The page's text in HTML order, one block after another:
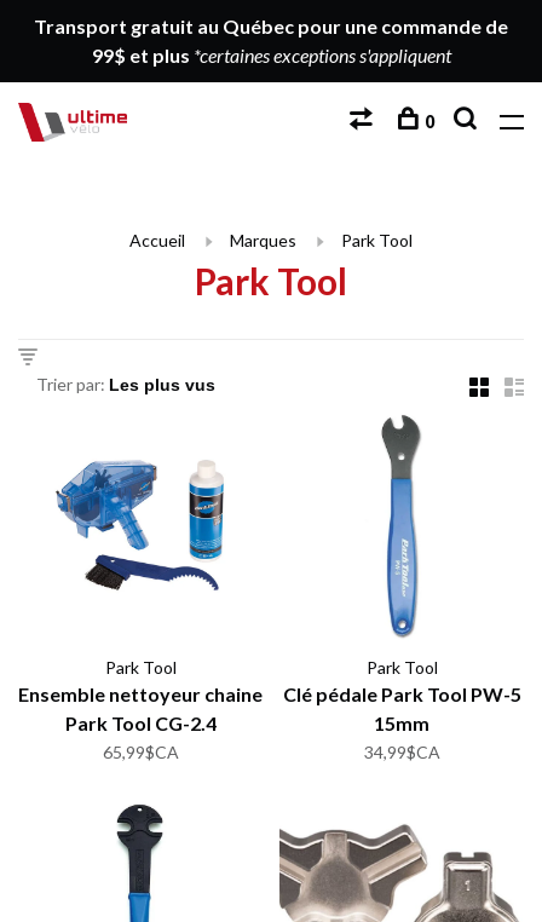
Transport gratuit au Québec pour une commande de
99$ et plus *certaines exceptions s'appliquent
0
Accueil Marques Park Tool
Park Tool
Trier par:
Park Tool
Ensemble nettoyeur chaine
Park Tool CG-2.4
65,99$CA
Park Tool
Clé pédale Park Tool PW-5
15mm
34,99$CA